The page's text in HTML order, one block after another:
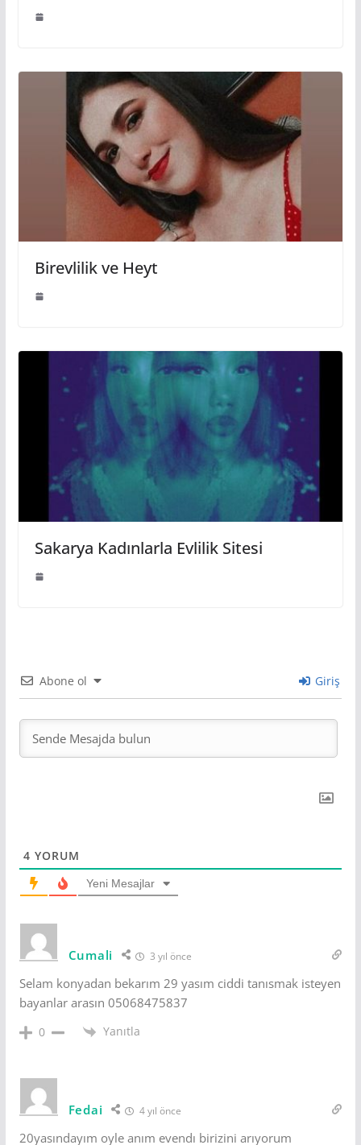
Birevlilik ve Heyt
Sakarya Kadınlarla Evlilik Sitesi
Abone ol Giriş
4 YORUM
Yeni Mesajlar
Cumali 3 yıl önce
Selam konyadan bekarım 29 yasım ciddi tanısmak isteyen
bayanlar arasın 05068475837
0 Yanıtla
Fedai 4 yıl önce
20yasındayım oyle anım evendı birizini arıyorum